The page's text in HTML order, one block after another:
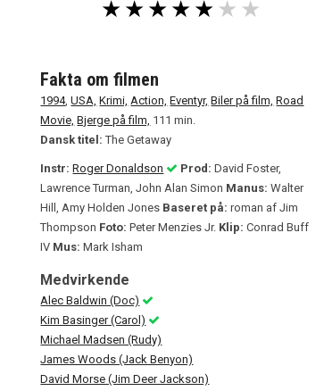
Fakta om filmen
1994,USA, Krimi, Action, Eventyr, Biler på film, Road
Movie, Bjerge på film, 111 min.
Dansk titel:The Getaway
Instr: Roger Donaldson Prod: David Foster,
Lawrence Turman, John Alan Simon Manus: Walter
Hill, Amy Holden Jones Baseret på: roman af Jim
Thompson Foto: Peter Menzies Jr. Klip: Conrad Buff
IV Mus: Mark Isham
Medvirkende
Alec Baldwin (Doc)
Kim Basinger (Carol)
Michael Madsen (Rudy)
James Woods (Jack Benyon)
David Morse (Jim Deer Jackson)